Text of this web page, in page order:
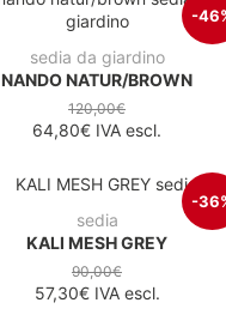
-
sedia da giardino
NANDO NATUR/BROWN
120,00€
64,80€ IVA escl.
-
sedia
KALI MESH GREY
90,00€
57,30€IVA escl.